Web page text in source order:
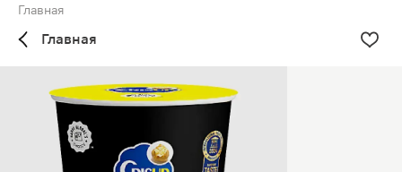
Главная
Главная